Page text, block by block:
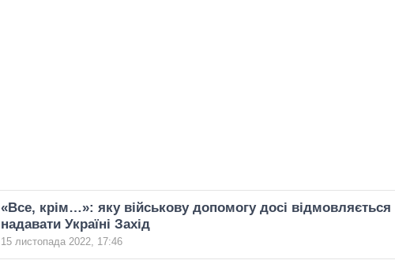
«Все, крім…»: яку військову допомогу досі відмовляється
надавати Україні Захід
15 листопада 2022, 17:46